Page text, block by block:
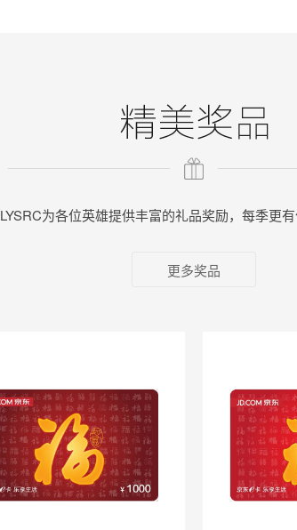
LYSRC为各位英雄提供丰富的礼品奖励，每季更有
更多奖品